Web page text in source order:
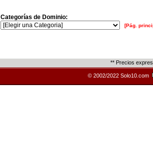
Categorías de Dominio:
[Pág.
** Precios
© 2002/2022 Solo10.com